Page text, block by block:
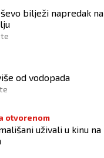
bilježi napredak na
od vodopada
otvorenom
uživali u kinu na